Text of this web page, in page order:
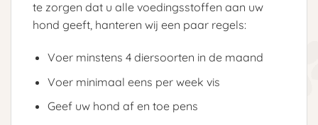
te zorgen dat u alle voedingsstoffen aan uw
hond geeft, hanteren wij een paar regels:
Voer minstens 4 diersoorten in de maand
Voer minimaal eens per week vis
Geef uw hond af en toe pens